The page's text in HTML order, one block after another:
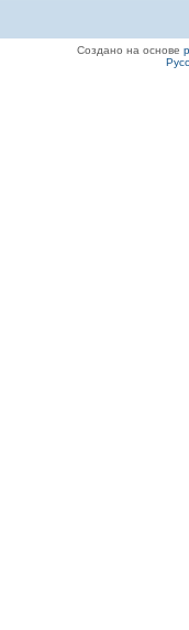
Создано на основе